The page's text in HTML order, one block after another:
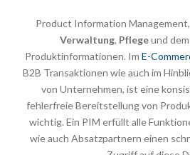
Product Information
Verwaltung, Pflegeund dem
Produktinformationen. Im E-
B2B Transaktionen wie auch im
von Unternehmen, ist eine
fehlerfreie Bereitstellung von
wichtig. Ein PIM erfüllt alle
wie auch Absatzpartnern einen